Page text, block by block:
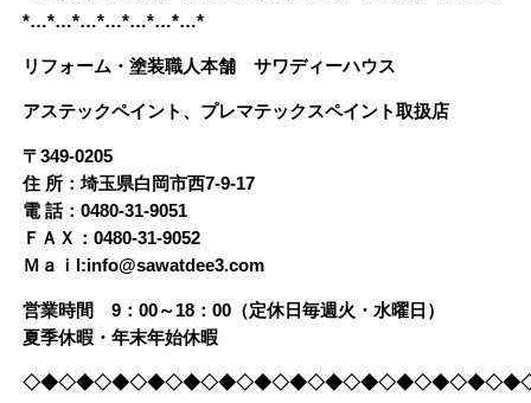
*…*…*…*…*…*…*…*
リフォーム・塗装職人本舗 サワディーハウス
アステックペイント、プレマテックスペイント取扱店
〒349-0205
住 所：埼玉県白岡市西7-9-17
電 話：0480-31-9051
ＦＡＸ：0480-31-9052
Ｍａｉl:info@sawatdee3.com
営業時間 9：00～18：00（定休日毎週火・水曜日）
夏季休暇・年末年始休暇